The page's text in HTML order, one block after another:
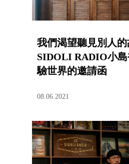
我們渴望聽見別人
SIDOLI RADIO小
驗世界的邀請函
08.06.2021